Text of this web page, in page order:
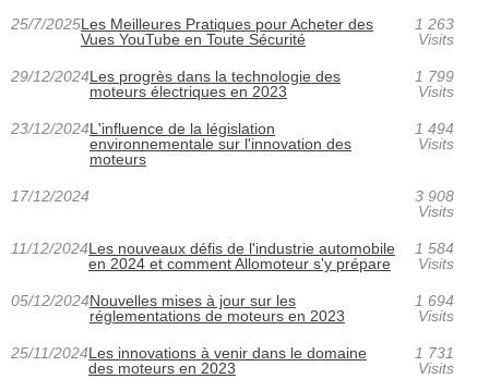
25/7/2025Les Meilleures Pratiques pour Acheter des
Vues YouTube en Toute Sécurité
1 263
Visits
29/12/2024Les progrès dans la technologie des
moteurs électriques en 2023
1 799
Visits
23/12/2024L'influence de la législation
environnementale sur l'innovation des
moteurs
1 494
Visits
17/12/2024
3 908
Visits
11/12/2024Les nouveaux défis de l'industrie automobile
en 2024 et comment Allomoteur s'y prépare
1 584
Visits
05/12/2024Nouvelles mises à jour sur les
réglementations de moteurs en 2023
1 694
Visits
25/11/2024Les innovations à venir dans le domaine
des moteurs en 2023
1 731
Visits